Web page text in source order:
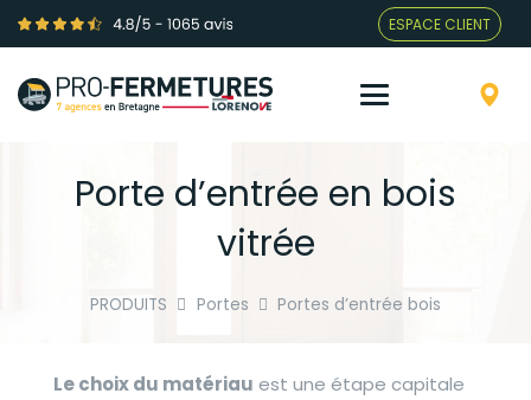
ESPACE CLIENT
Porte d’entrée en bois
vitrée
PRODUITS Portes Portes d’entrée bois
Le choix du matériau est une étape capitale